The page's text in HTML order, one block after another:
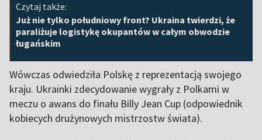
Czytaj także:
Już nie tylko południowy front? Ukraina twierdzi, że
paraliżuje logistykę okupantów w całym obwodzie
ługańskim
Wówczas odwiedziła Polskę z reprezentacją swojego
kraju. Ukrainki zdecydowanie wygrały z Polkami w
meczu o awans do finału Billy Jean Cup (odpowiednik
kobiecych drużynowych mistrzostw świata).